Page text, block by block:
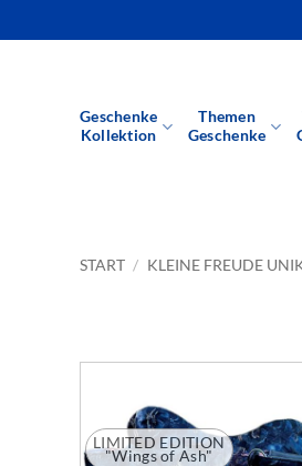
Inhalt
Geschenke
Kollektion
Themen
Geschenke
START / KLEINE FREUDE
LIMITED EDITION
"Wings of Ash"